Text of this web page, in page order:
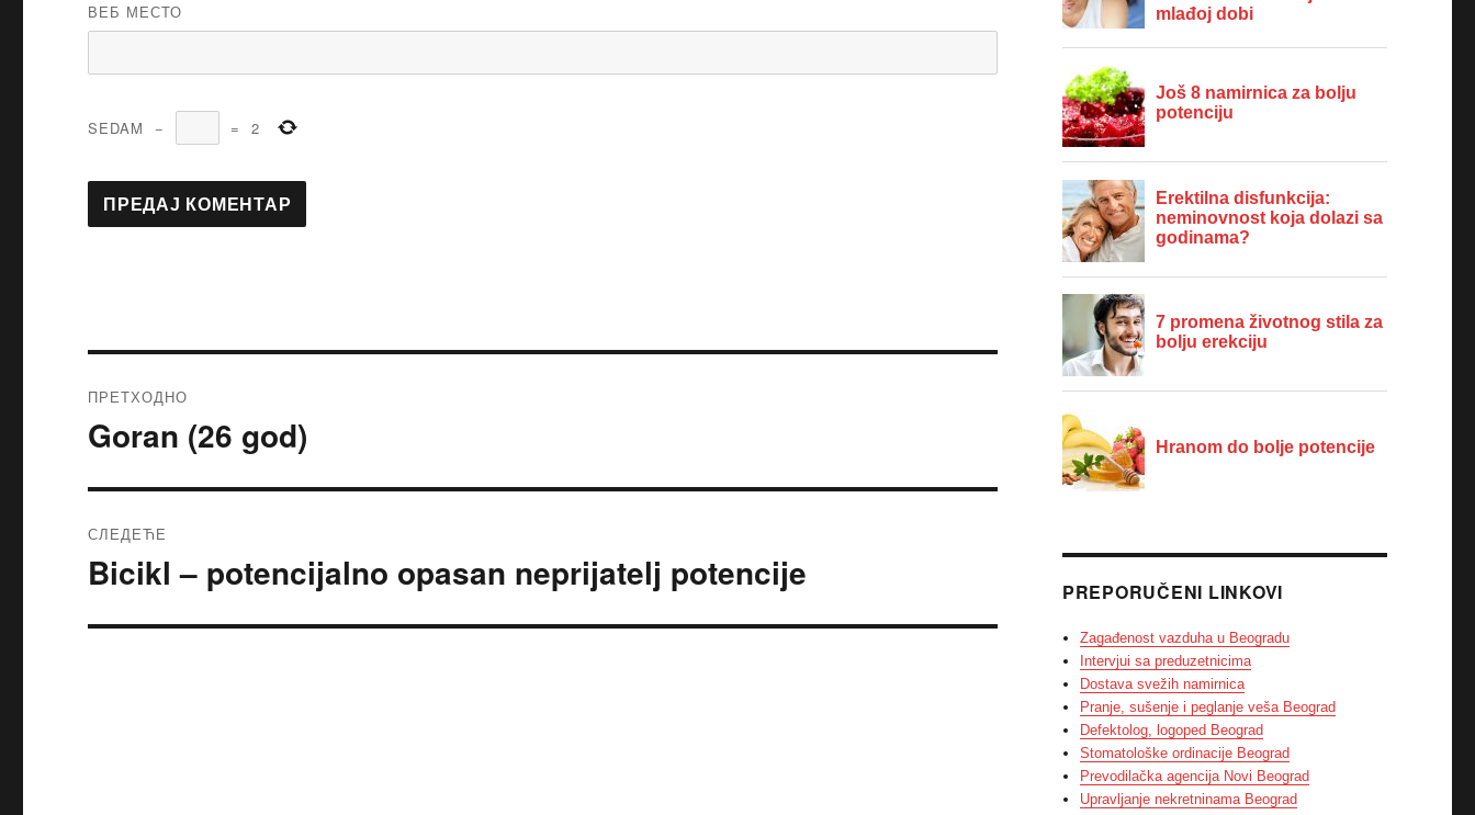
ВЕБ МЕСТО
SEDAM − = 2
ПРЕТХОДНО
Претходни
Goran (26 god)
СЛЕДЕЋЕ
Следећи
Bicikl – potencijalno opasan neprijatelj potencije PREPORUČENI LINKOVI
Zagađenost vazduha u Beogradu
Intervjui sa preduzetnicima
Dostava svežih namirnica
Pranje, sušenje i peglanje veša Beograd
Defektolog, logoped Beograd
Stomatološke ordinacije Beograd
Prevodilačka agencija Novi Beograd
Upravljanje nekretninama Beograd